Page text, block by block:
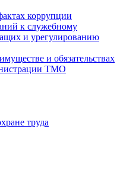
коррупции
к служебному
и урегулированию
и обязательствах
ТМО
труда